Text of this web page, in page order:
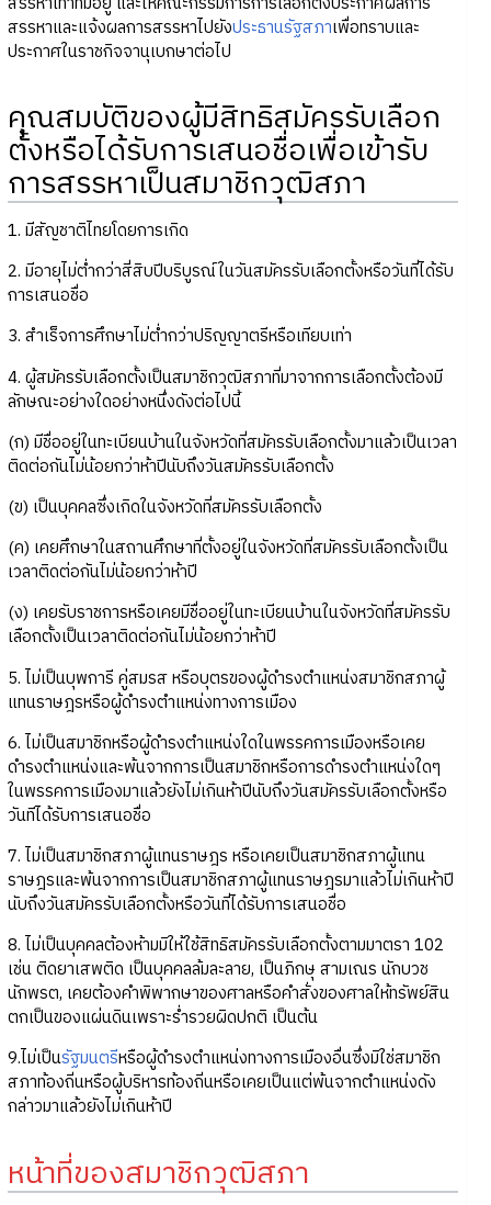
สรรหาและแจ้งผลการสรรหาไปยังประธานรัฐสภาเพื่อทราบและ
ประกาศในราชกิจจานุเบกษาต่อไป
คุณสมบัติของผู้มีสิทธิสมัครรับเลือก
ตั้งหรือได้รับการเสนอชื่อเพื่อเข้ารับ
การสรรหาเป็นสมาชิกวุฒิสภา
1. มีสัญชาติไทยโดยการเกิด
2. มีอายุไม่ต่ำกว่าสี่สิบปีบริบูรณ์ในวันสมัครรับเลือกตั้งหรือวันที่ได้รับ
การเสนอชื่อ
3. สำเร็จการศึกษาไม่ต่ำกว่าปริญญาตรีหรือเทียบเท่า
4. ผู้สมัครรับเลือกตั้งเป็นสมาชิกวุฒิสภาที่มาจากการเลือกตั้งต้องมี
ลักษณะอย่างใดอย่างหนึ่งดังต่อไปนี้
(ก) มีชื่ออยู่ในทะเบียนบ้านในจังหวัดที่สมัครรับเลือกตั้งมาแล้วเป็นเวลา
ติดต่อกันไม่น้อยกว่าห้าปีนับถึงวันสมัครรับเลือกตั้ง
(ข) เป็นบุคคลซึ่งเกิดในจังหวัดที่สมัครรับเลือกตั้ง
(ค) เคยศึกษาในสถานศึกษาที่ตั้งอยู่ในจังหวัดที่สมัครรับเลือกตั้งเป็น
เวลาติดต่อกันไม่น้อยกว่าห้าปี
(ง) เคยรับราชการหรือเคยมีชื่ออยู่ในทะเบียนบ้านในจังหวัดที่สมัครรับ
เลือกตั้งเป็นเวลาติดต่อกันไม่น้อยกว่าห้าปี
5. ไม่เป็นบุพการี คู่สมรส หรือบุตรของผู้ดำรงตำแหน่งสมาชิกสภาผู้
แทนราษฎรหรือผู้ดำรงตำแหน่งทางการเมือง
6. ไม่เป็นสมาชิกหรือผู้ดำรงตำแหน่งใดในพรรคการเมืองหรือเคย
ดำรงตำแหน่งและพ้นจากการเป็นสมาชิกหรือการดำรงตำแหน่งใดๆ
ในพรรคการเมืองมาแล้วยังไม่เกินห้าปีนับถึงวันสมัครรับเลือกตั้งหรือ
วันทีได้รับการเสนอชื่อ
7. ไม่เป็นสมาชิกสภาผู้แทนราษฎร หรือเคยเป็นสมาชิกสภาผู้แทน
ราษฎรและพ้นจากการเป็นสมาชิกสภาผู้แทนราษฎรมาแล้วไม่เกินห้าปี
นับถึงวันสมัครรับเลือกตั้งหรือวันที่ได้รับการเสนอชื่อ
8. ไม่เป็นบุคคลต้องห้ามมิให้ใช้สิทธิสมัครรับเลือกตั้งตามมาตรา 102
เช่น ติดยาเสพติด เป็นบุคคลล้มละลาย, เป็นภิกษุ สามเณร นักบวช
นักพรต, เคยต้องคำพิพากษาของศาลหรือคำสั่งของศาลให้ทรัพย์สิน
ตกเป็นของแผ่นดินเพราะร่ำรวยผิดปกติ เป็นต้น
9.ไม่เป็นรัฐมนตรีหรือผู้ดำรงตำแหน่งทางการเมืองอื่นซึ่งมิใช่สมาชิก
สภาท้องถิ่นหรือผู้บริหารท้องถิ่นหรือเคยเป็นแต่พ้นจากตำแหน่งดัง
กล่าวมาแล้วยังไม่เกินห้าปี
หน้าที่ของสมาชิกวุฒิสภา